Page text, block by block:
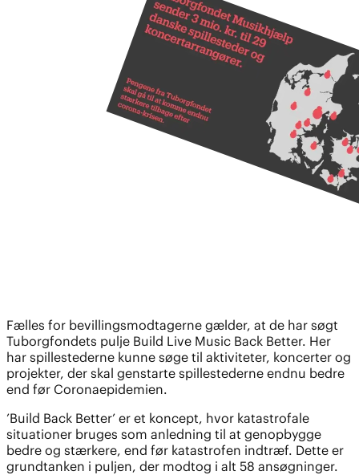
Fælles for bevillingsmodtagerne gælder, at de har søgt
Tuborgfondets pulje Build Live Music Back Better. Her
har spillestederne kunne søge til aktiviteter, koncerter og
projekter, der skal genstarte spillestederne endnu bedre
end før Coronaepidemien.
’Build Back Better’ er et koncept, hvor katastrofale
situationer bruges som anledning til at genopbygge
bedre og stærkere, end før katastrofen indtræf. Dette er
grundtanken i puljen, der modtog i alt 58 ansøgninger.